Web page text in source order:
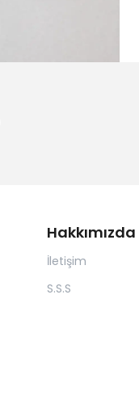
Hakkımızda
İletişim
S.S.S